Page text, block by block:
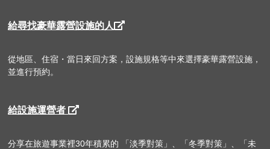
給尋找豪華露營設施的人
從地區、住宿・當日來回方案，設施規格等中來選擇豪華露營設施，
並進行預約。
給設施運營者
分享在旅遊事業裡30年積累的 「淡季對策」、「冬季對策」、「未